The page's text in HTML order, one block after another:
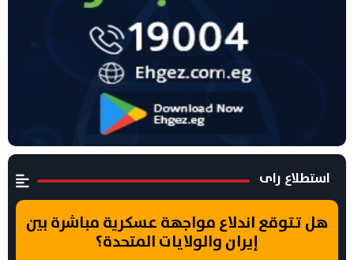
استطلاع راى
هل تتوقع اندلاع مواجهة عسكرية مباشرة بين
إيران والولايات المتحدة؟